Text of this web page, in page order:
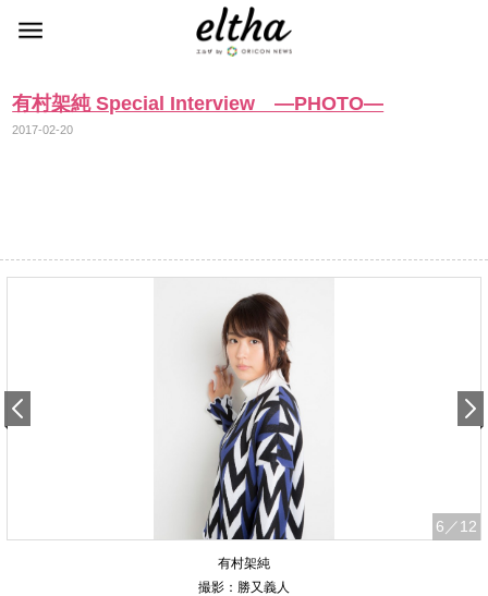
有村架純 Special Interview ―PHOTO―
2017-02-20
6 ／12
有村架純
撮影：勝又義人